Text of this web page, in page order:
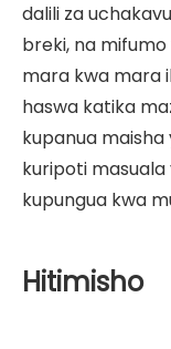
dalili za
breki, na
mara kwa mara
haswa katika
kupanua
kuripoti masuala
kupungua kwa
Hitimisho